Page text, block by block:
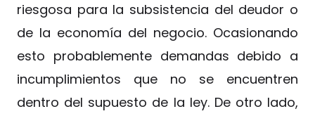
riesgosa para la subsistencia del deudor o
de la economía del negocio. Ocasionando
esto probablemente demandas debido a
incumplimientos que no se encuentren
dentro del supuesto de la ley. De otro lado,